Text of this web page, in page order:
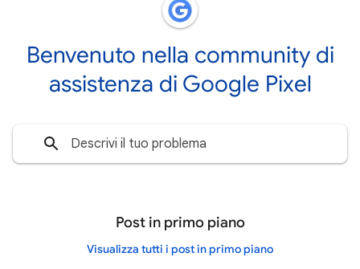
Benvenuto nella community di
assistenza di Google Pixel
Post in primo piano
Visualizza tutti i post in primo piano